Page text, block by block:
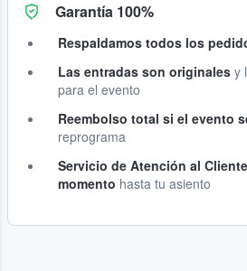
Garantía 100%
Respaldamos todos los
Las entradas son originales y
para el evento
Reembolso total si el evento
reprograma
Servicio de Atención al
momento hasta tu asiento